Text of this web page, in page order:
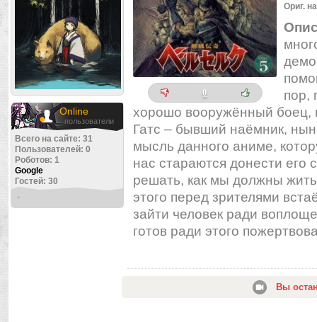
Online
пользователи
Всего на сайте: 31
Пользователей: 0
Роботов: 1
Google
Гостей: 30
-
0
Ориг.
пор,
хорошо вооружённый
Гатс – бывший наёмник,
мысль данного аниме,
нас стараются донести его
решать, как мы должны
этого перед зрителями
зайти человек ради
готов ради этого
Вы